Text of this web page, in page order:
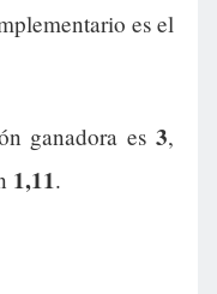
es el
ganadora es 3,
1,11.